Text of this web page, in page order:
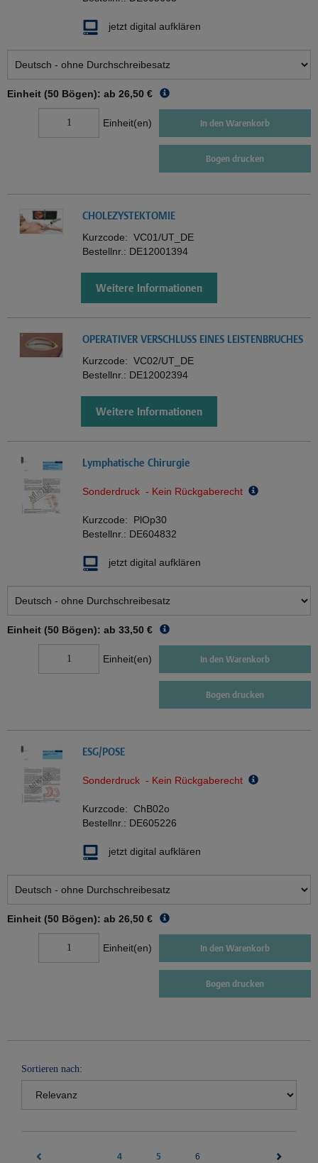
jetzt digital aufklären
Einheit (50 Bögen): ab 26,50 €
Einheit(en) In den Warenkorb
Bogen drucken
CHOLEZYSTEKTOMIE
Kurzcode: VC01/UT_DE
Bestellnr.: DE12001394
Weitere Informationen
OPERATIVER VERSCHLUSS EINES LEISTENBRUCHES
Kurzcode: VC02/UT_DE
Bestellnr.: DE12002394
Weitere Informationen
Lymphatische Chirurgie
Sonderdruck - Kein Rückgaberecht
Kurzcode: PlOp30
Bestellnr.: DE604832
jetzt digital aufklären
Einheit (50 Bögen): ab 33,50 €
Einheit(en) In den Warenkorb
Bogen drucken
ESG/POSE
Sonderdruck - Kein Rückgaberecht
Kurzcode: ChB02o
Bestellnr.: DE605226
jetzt digital aufklären
Einheit (50 Bögen): ab 26,50 €
Einheit(en) In den Warenkorb
Bogen drucken
Sortieren nach:
4 5 6